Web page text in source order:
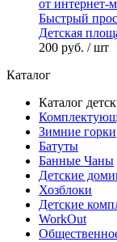
Быстрый
Детская
200 руб. / шт
Каталог
Каталог
Зимние горки
Батуты
Банные Чаны
Детские
Хозблоки
Детские
WorkOut